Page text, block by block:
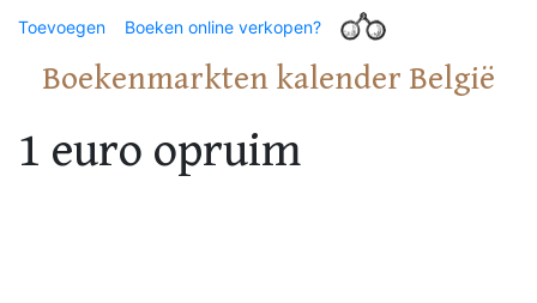
Toevoegen Boeken online verkopen?
Boekenmarkten kalender België
1 euro opruim